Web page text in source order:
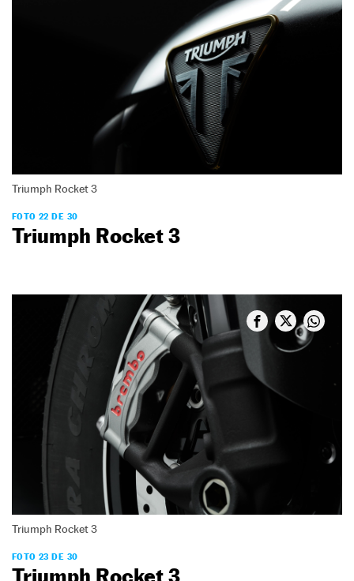
Triumph Rocket 3
FOTO 22 DE 30
Triumph Rocket 3
Triumph Rocket 3
FOTO 23 DE 30
Triumph Rocket 3